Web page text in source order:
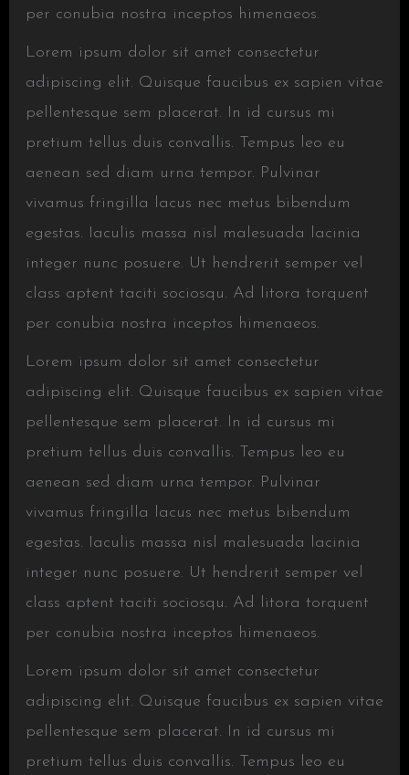
per conubia nostra inceptos himenaeos.
Lorem ipsum dolor sit amet consectetur
adipiscing elit. Quisque faucibus ex sapien vitae
pellentesque sem placerat. In id cursus mi
pretium tellus duis convallis. Tempus leo eu
aenean sed diam urna tempor. Pulvinar
vivamus fringilla lacus nec metus bibendum
egestas. Iaculis massa nisl malesuada lacinia
integer nunc posuere. Ut hendrerit semper vel
class aptent taciti sociosqu. Ad litora torquent
per conubia nostra inceptos himenaeos.
Lorem ipsum dolor sit amet consectetur
adipiscing elit. Quisque faucibus ex sapien vitae
pellentesque sem placerat. In id cursus mi
pretium tellus duis convallis. Tempus leo eu
aenean sed diam urna tempor. Pulvinar
vivamus fringilla lacus nec metus bibendum
egestas. Iaculis massa nisl malesuada lacinia
integer nunc posuere. Ut hendrerit semper vel
class aptent taciti sociosqu. Ad litora torquent
per conubia nostra inceptos himenaeos.
Lorem ipsum dolor sit amet consectetur
adipiscing elit. Quisque faucibus ex sapien vitae
pellentesque sem placerat. In id cursus mi
pretium tellus duis convallis. Tempus leo eu